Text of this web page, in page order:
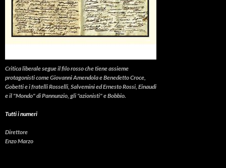
Critica liberalesegue il filo rosso che tiene assieme
protagonisti come Giovanni Amendola e Benedetto Croce,
Gobetti e i fratelli Rosselli, Salvemini ed Ernesto Rossi, Einaudi
e il "Mondo" di Pannunzio, gli "azionisti" e Bobbio.
Tutti i numeri
Direttore
Enzo Marzo